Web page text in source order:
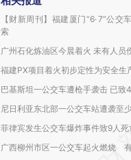
【财新周刊】福建厦门“6· 7”公交
索
广州石化炼油区今晨着火 未有人员
福建PX项目着火初步定性为安全生
巴基斯坦一公交车遭枪手袭击 已致
尼日利亚东北部一公交车站遭袭至
菲律宾发生公交车爆炸事件致9人死
广西柳州市区一公交车起火燃烧